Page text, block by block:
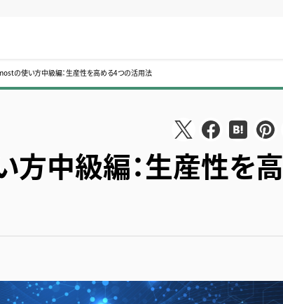
の使い方中級編：生産性を高める4つの活用法
中級編：生産性を高